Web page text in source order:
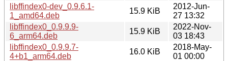
libffindex0-dev_0.9.6.1-
1_amd64.deb
15.9 KiB
2012-Jun-
27 13:32
libffindex0_0.9.9.9-
6_arm64.deb
15.9 KiB
2022-Nov-
03 18:43
libffindex0_0.9.9.7-
4+b1_arm64.deb
16.0 KiB
2018-May-
01 00:00